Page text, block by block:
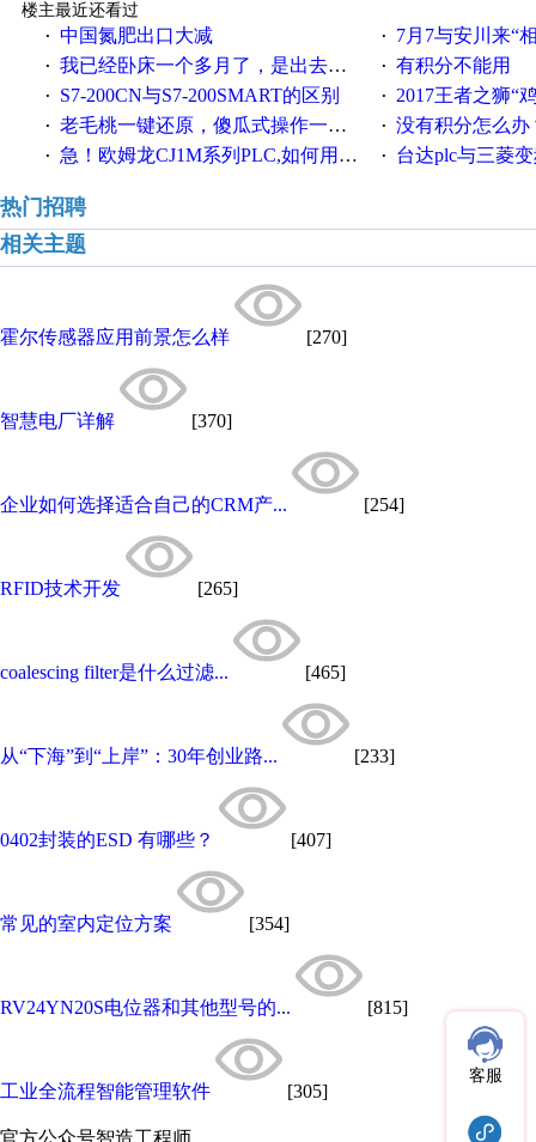
楼主最近还看过
· 中国氮肥出口大减 · 7月7与安川来“
· 我已经卧床一个多月了，是出去安装机械手在高速遭遇车祸所致:大家工作都要特别注意啊 · 有积分不能用
· S7-200CN与S7-200SMART的区别 · 2017王者之狮“鸡”情签到
· 老毛桃一键还原，傻瓜式操作一键轻松备份还原；程序为向导式安装，一键即可实现自动备份或还原系统。 · 没有积分怎么办
· 急！欧姆龙CJ1M系列PLC,如何用时间控制变频器。要求时间在组态王中可以自由输入！拜托各位大神了！ · 台达plc与三菱
热门招聘
相关主题
霍尔传感器应用前景怎么样 [270]
智慧电厂详解 [370]
企业如何选择适合自己的CRM产... [254]
RFID技术开发 [265]
coalescing filter是什么过滤... [465]
从“下海”到“上岸”：30年创业路... [233]
0402封装的ESD 有哪些？ [407]
常见的室内定位方案 [354]
RV24YN20S电位器和其他型号的... [815]
工业全流程智能管理软件 [305]
官方公众号智造工程师
客服